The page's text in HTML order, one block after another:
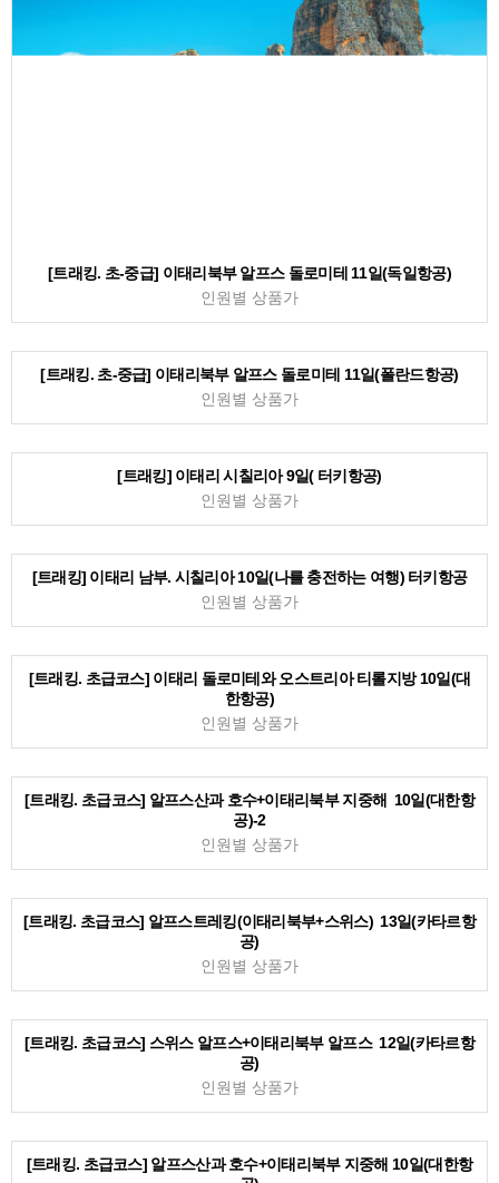
[트래킹. 초-중급] 이태리북부 알프스 돌로미테 11일(독일항공)
인원별 상품가
[트래킹. 초-중급] 이태리북부 알프스 돌로미테 11일(폴란드항공)
인원별 상품가
[트래킹] 이태리 시칠리아 9일( 터키항공)
인원별 상품가
[트래킹] 이태리 남부. 시칠리아 10일(나를 충전하는 여행) 터키항공
인원별 상품가
[트래킹. 초급코스] 이태리 돌로미테와 오스트리아 티롤지방 10일(대
한항공)
인원별 상품가
[트래킹. 초급코스] 알프스산과 호수+이태리북부 지중해 10일(대한항
공)-2
인원별 상품가
[트래킹. 초급코스] 알프스트레킹(이태리북부+스위스) 13일(카타르항
공)
인원별 상품가
[트래킹. 초급코스] 스위스 알프스+이태리북부 알프스 12일(카타르항
공)
인원별 상품가
[트래킹. 초급코스] 알프스산과 호수+이태리북부 지중해 10일(대한항